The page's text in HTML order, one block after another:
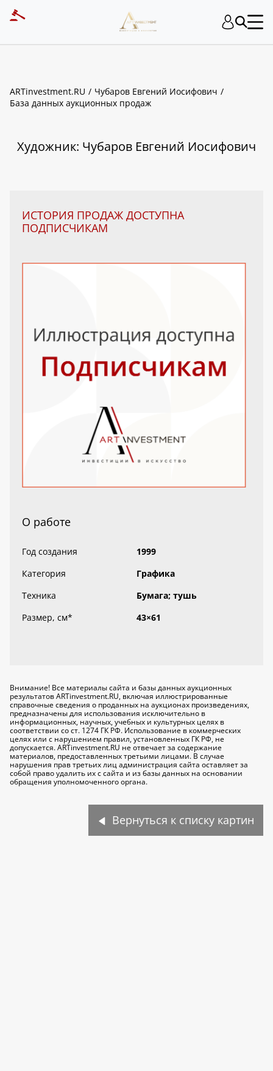
ARTinvestment.RU
Чубаров Евгений Иосифович
База данных аукционных продаж
Художник: Чубаров Евгений Иосифович
ИСТОРИЯ ПРОДАЖ ДОСТУПНА
ПОДПИСЧИКАМ
О работе
Год создания
1999
Категория
Графика
Техника
Бумага; тушь
Размер, см* 43×61
Внимание! Все материалы сайта и базы данных аукционных
результатов ARTinvestment.RU, включая иллюстрированные
справочные сведения о проданных на аукционах произведениях,
предназначены для использования исключительно в
информационных, научных, учебных и культурных целях в
соответствии со ст. 1274 ГК РФ. Использование в коммерческих
целях или с нарушением правил, установленных ГК РФ, не
допускается. ARTinvestment.RU не отвечает за содержание
материалов, предоставленных третьими лицами. В случае
нарушения прав третьих лиц администрация сайта оставляет за
собой право удалить их с сайта и из базы данных на основании
обращения уполномоченного органа.
Вернуться к списку картин